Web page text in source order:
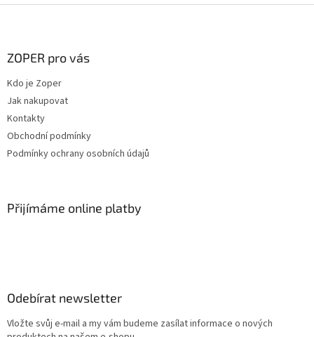
l
ZOPER pro vás
Kdo je Zoper
Jak nakupovat
Kontakty
Obchodní podmínky
Podmínky ochrany osobních údajů
Přijímáme online platby
Odebírat newsletter
Vložte svůj e-mail a my vám budeme zasílat informace o nových